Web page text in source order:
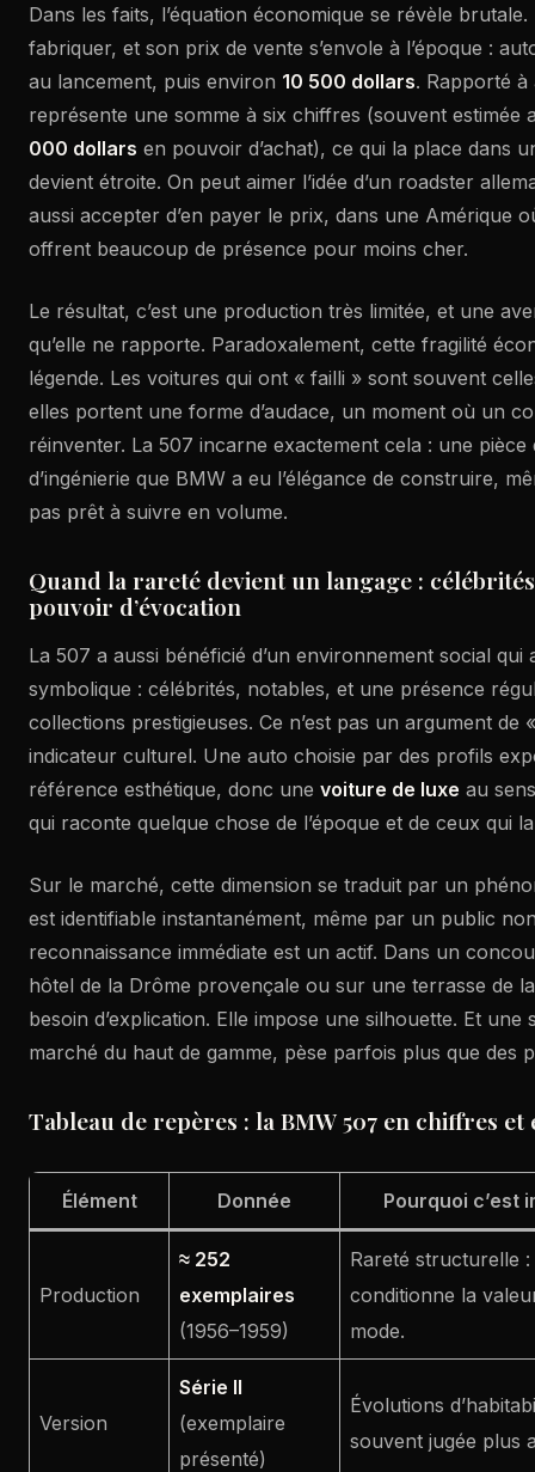
Dans les faits, l’équation économique se révèle
fabriquer, et son prix de vente s’envole à l’époque :
au lancement, puis environ 10 500 dollars. Rapporté à
représente une somme à six chiffres (souvent estimée
000 dollars en pouvoir d’achat), ce qui la place dans
devient étroite. On peut aimer l’idée d’un roadster
aussi accepter d’en payer le prix, dans une Amérique
offrent beaucoup de présence pour moins cher.
Le résultat, c’est une production très limitée, et une
qu’elle ne rapporte. Paradoxalement, cette fragilité
légende. Les voitures qui ont « failli » sont souvent
elles portent une forme d’audace, un moment où un
réinventer. La 507 incarne exactement cela : une pièce
d’ingénierie que BMW a eu l’élégance de construire,
pas prêt à suivre en volume.
Quand la rareté devient un langage :
pouvoir d’évocation
La 507 a aussi bénéficié d’un environnement social qui
symbolique : célébrités, notables, et une présence
collections prestigieuses. Ce n’est pas un argument de
indicateur culturel. Une auto choisie par des profils
référence esthétique, donc une voiture de luxe au
qui raconte quelque chose de l’époque et de ceux qui
Sur le marché, cette dimension se traduit par un
est identifiable instantanément, même par un public
reconnaissance immédiate est un actif. Dans un
hôtel de la Drôme provençale ou sur une terrasse de
besoin d’explication. Elle impose une silhouette. Et une
marché du haut de gamme, pèse parfois plus que des
Tableau de repères : la BMW 507 en chiffres et
Élément Donnée Pourquoi c’est
Production
≈ 252
exemplaires
(1956–1959)
Rareté structurelle
conditionne la
mode.
Version
Série II
(exemplaire
présenté)
Évolutions
souvent jugée plus